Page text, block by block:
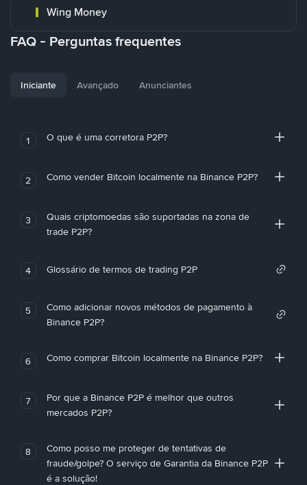
Wing Money
FAQ - Perguntas frequentes
Iniciante Avançado Anunciantes
1 O que é uma corretora P2P?
2 Como vender Bitcoin localmente na Binance P2P?
3
Quais criptomoedas são suportadas na zona de
trade P2P?
4 Glossário de termos de trading P2P
5
Como adicionar novos métodos de pagamento à
Binance P2P?
6 Como comprar Bitcoin localmente na Binance P2P?
7
Por que a Binance P2P é melhor que outros
mercados P2P?
8
Como posso me proteger de tentativas de
fraude/golpe? O serviço de Garantia da Binance P2P
é a solução!